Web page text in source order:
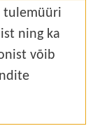
tulemüüri
ning ka
võib